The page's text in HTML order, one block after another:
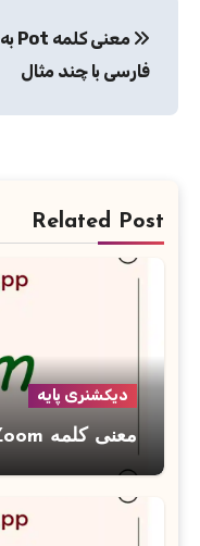
نوشته
معنی کلمه Pot به
فارسی با چند مثال
Related Post
دیکشنری پایه
معنی کلمه Zoom به فارسی با چند مثال